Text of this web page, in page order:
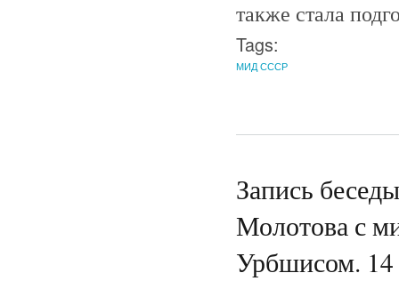
также стала
Tags:
МИД СССР
Запись
Молотова с
Урбшисом.